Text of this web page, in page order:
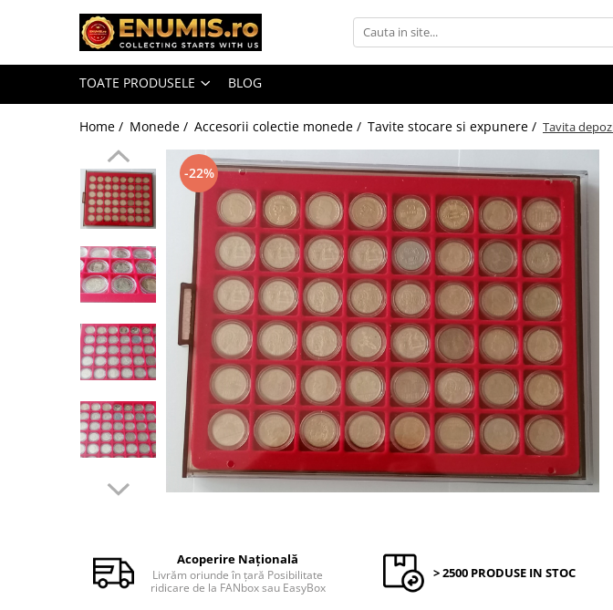
Monede Romania
Accesorii colectie monede
Albume cu folii pentru stocare
Bibliorafturi
Capsule monede
Cartonase autoadezive
Folii stocare monede
Soluții curățare, pensete, mănuși,
Tavite stocare si expunere
Monede straine
Monede Africa
Monede America
Monede Asia
Monede Australia si Oceania
Bancnote Romania
TOATE PRODUSELE BLOG
Home / Monede / Accesorii colectie monede / Tavite stocare si expunere / Tavita
-22%
Acoperire Națională
Livrăm oriunde în țară Posibilitate
ridicare de la FANbox sau EasyBox
> 2500 PRODUSE IN STOC